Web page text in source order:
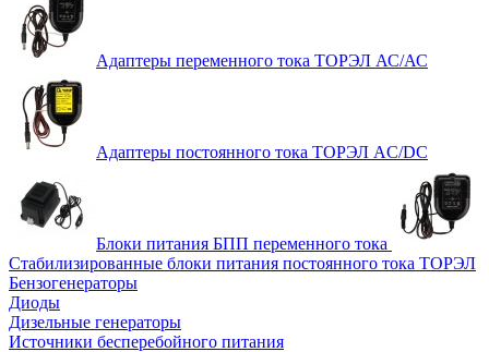
Адаптеры переменного тока ТОРЭЛ АС/АС
Адаптеры постоянного тока ТОРЭЛ AC/DC
Блоки питания БПП переменного тока
Стабилизированные блоки питания постоянного тока ТОРЭЛ
Бензогенераторы
Диоды
Дизельные генераторы
Источники бесперебойного питания